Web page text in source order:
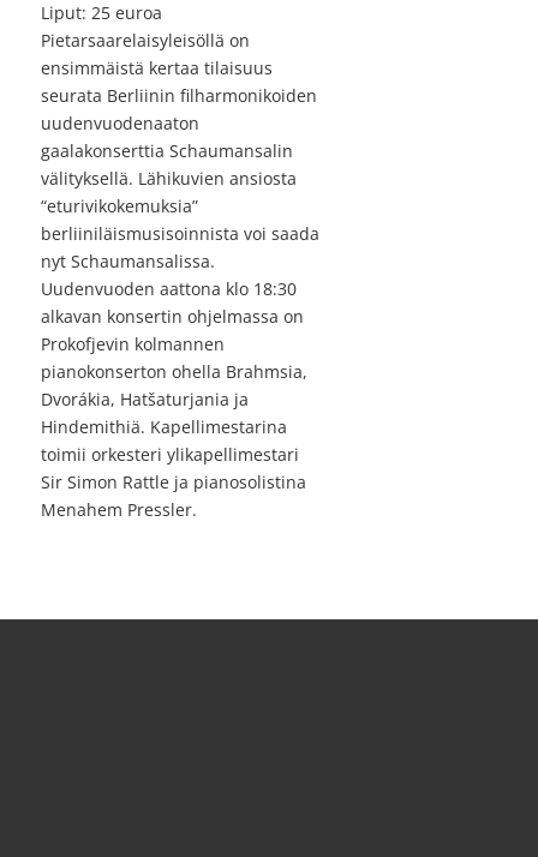
Liput: 25 euroa
Pietarsaarelaisyleisöllä on
ensimmäistä kertaa tilaisuus
seurata Berliinin filharmonikoiden
uudenvuodenaaton
gaalakonserttia Schaumansalin
välityksellä. Lähikuvien ansiosta
“eturivikokemuksia”
berliiniläismusisoinnista voi saada
nyt Schaumansalissa.
Uudenvuoden aattona klo 18:30
alkavan konsertin ohjelmassa on
Prokofjevin kolmannen
pianokonserton ohella Brahmsia,
Dvorákia, Hatšaturjania ja
Hindemithiä. Kapellimestarina
toimii orkesteri ylikapellimestari
Sir Simon Rattle ja pianosolistina
Menahem Pressler.